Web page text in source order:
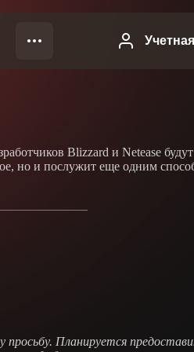
Blizzard и Netease
но и послужит еще одним
Планируется